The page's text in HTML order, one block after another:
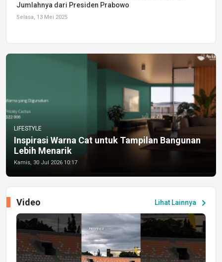
Jumlahnya dari Presiden Prabowo
Selasa, 13 Mei 2025
LIFESTYLE
Inspirasi Warna Cat untuk Tampilan Bangunan
Lebih Menarik
Kamis, 30 Jul 2026 10:17
Lihat Lainnya chevron_right
Video